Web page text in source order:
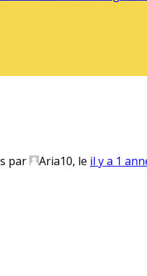
par Aria10, le il y a 1